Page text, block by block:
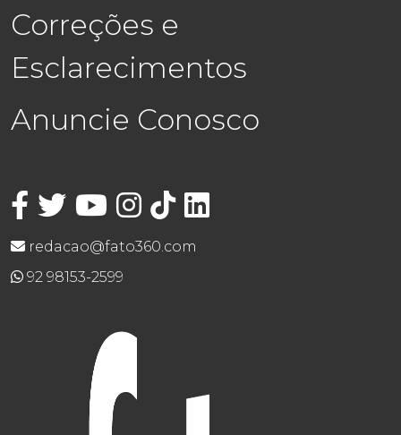
Correções e
Esclarecimentos
Anuncie Conosco
redacao@fato360.com
92 98153-2599